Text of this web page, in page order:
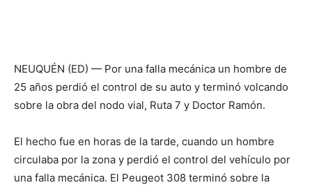
NEUQUÉN (ED) — Por una falla mecánica un hombre de
25 años perdió el control de su auto y terminó volcando
sobre la obra del nodo vial, Ruta 7 y Doctor Ramón.
El hecho fue en horas de la tarde, cuando un hombre
circulaba por la zona y perdió el control del vehículo por
una falla mecánica. El Peugeot 308 terminó sobre la